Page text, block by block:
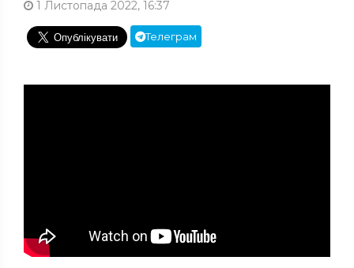
1 Листопада 2022, 16:37
Телеграм